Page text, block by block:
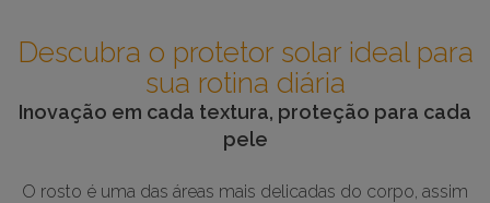
Descubra o protetor solar ideal para
sua rotina diária
Inovação em cada textura, proteção para cada
pele
O rosto é uma das áreas mais delicadas do corpo, assim